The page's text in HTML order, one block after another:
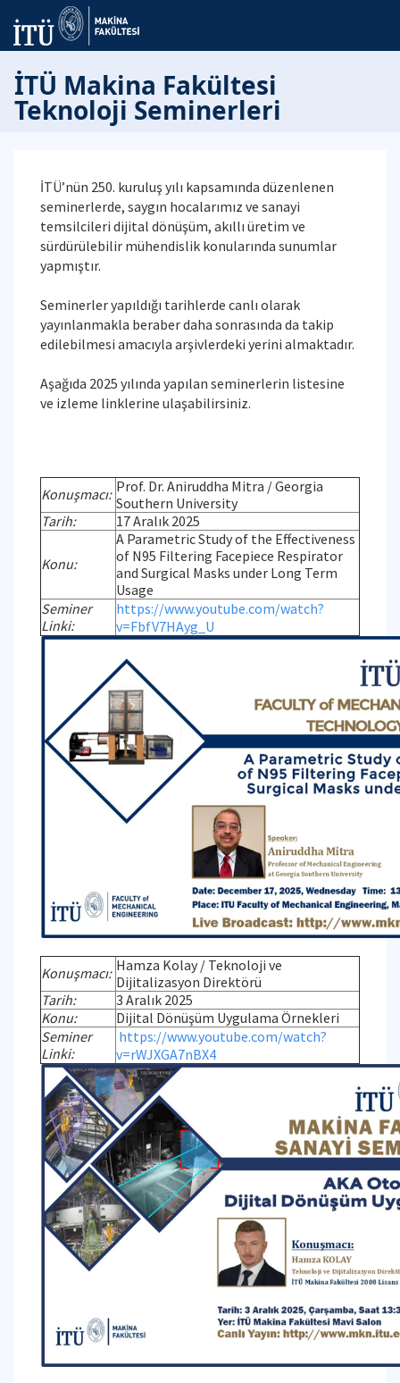
İTÜ Makina Fakültesi
Teknoloji Seminerleri
İTÜ’nün 250. kuruluş yılı kapsamında düzenlenen
seminerlerde, saygın hocalarımız ve sanayi
temsilcileri dijital dönüşüm, akıllı üretim ve
sürdürülebilir mühendislik konularında sunumlar
yapmıştır.
Seminerler yapıldığı tarihlerde canlı olarak
yayınlanmakla beraber daha sonrasında da takip
edilebilmesi amacıyla arşivlerdeki yerini almaktadır.
Aşağıda 2025 yılında yapılan seminerlerin listesine
ve izleme linklerine ulaşabilirsiniz.
Konuşmacı: Prof. Dr. Aniruddha Mitra / Georgia
Southern University
Tarih:
17 Aralık 2025
Konu:
A Parametric Study of the Effectiveness
of N95 Filtering Facepiece Respirator
and Surgical Masks under Long Term
Usage
Seminer
Linki:
https://www.youtube.com/watch?
v=FbfV7HAyg_U
Konuşmacı: Hamza Kolay / Teknoloji ve
Dijitalizasyon Direktörü
Tarih:
3 Aralık 2025
Konu:
Dijital Dönüşüm Uygulama Örnekleri
Seminer
Linki:
https://www.youtube.com/watch?
v=rWJXGA7nBX4